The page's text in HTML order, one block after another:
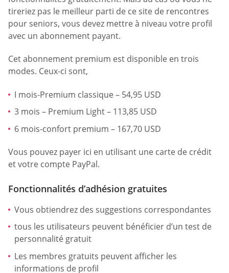
tireriez pas le meilleur parti de ce site de rencontres
pour seniors, vous devez mettre à niveau votre profil
avec un abonnement payant.
Cet abonnement premium est disponible en trois
modes. Ceux-ci sont,
I mois-Premium classique – 54,95 USD
3 mois – Premium Light – 113,85 USD
6 mois-confort premium – 167,70 USD
Vous pouvez payer ici en utilisant une carte de crédit
et votre compte PayPal.
Fonctionnalités d’adhésion gratuites
Vous obtiendrez des suggestions correspondantes
tous les utilisateurs peuvent bénéficier d’un test de
personnalité gratuit
Les membres gratuits peuvent afficher les
informations de profil